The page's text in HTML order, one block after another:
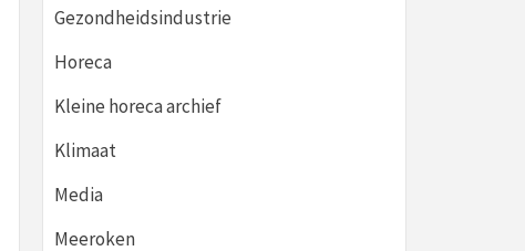
Gezondheidsindustrie
Horeca
Kleine horeca archief
Klimaat
Media
Meeroken